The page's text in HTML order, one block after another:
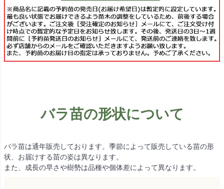
バラ苗の形状について
バラ苗は通年販売しております。季節によって販売している苗の形
状、お届けする苗の姿は異なります。
また、成長の早さや樹勢は品種や個体差によって異なります。